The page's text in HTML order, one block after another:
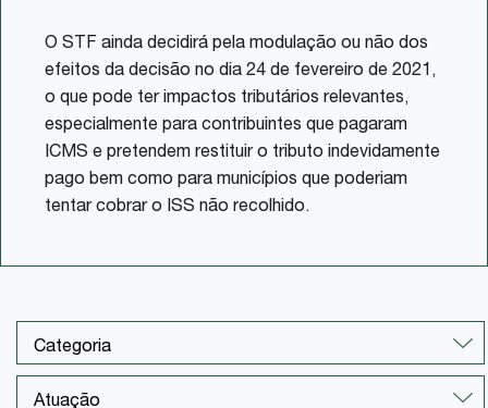
O STF ainda decidirá pela modulação ou não dos
efeitos da decisão no dia 24 de fevereiro de 2021,
o que pode ter impactos tributários relevantes,
especialmente para contribuintes que pagaram
ICMS e pretendem restituir o tributo indevidamente
pago bem como para municípios que poderiam
tentar cobrar o ISS não recolhido.